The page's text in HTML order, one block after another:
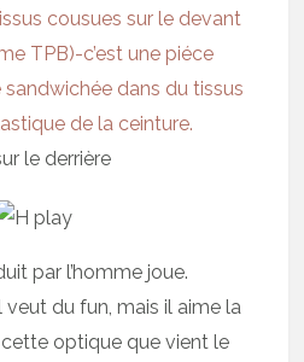
cousues sur le devant
TPB)-c’est une piéce
dans du tissus
de la ceinture.
le derrière
par l’homme joue.
veut du fun, mais il aime la
cette optique que vient le